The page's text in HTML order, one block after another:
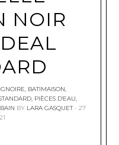
NOIR
, BATIMAISON,
, PIÈCES D'EAU,
BY LARA GASQUET
27